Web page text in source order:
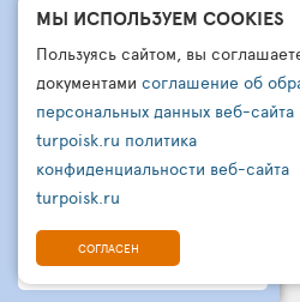
Информация
© TURPOISK, 2002-2026
ЧТО БРОНИРУЮТ
ДРУГИЕ СЕГОДНЯ?
ПОДПИШИСЬ НА НАШ
КАНАЛ В ТЕЛЕГРАМ
Узнайте:
- Что чаще всего бронируют другие
- Какую подборку для вас готовы
сделать турагенты
ПОДПИШИТЕСЬ
МЫ ИСПОЛЬЗУЕМ COOKIES
Пользуясь сайтом, вы
документами соглашение об
персональных данных веб-сайта
turpoisk.ru политика
конфиденциальности веб-сайта
turpoisk.ru
СОГЛАСЕН